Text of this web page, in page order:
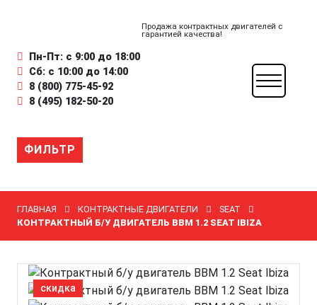
Продажа контрактных двигателей с
гарантией качества!
Пн-Пт: с 9:00 до 18:00
Сб: с 10:00 до 14:00
8 (800) 775-45-92
8 (495) 182-50-20
ФИЛЬТР
ГЛАВНАЯ КОНТРАКТНЫЕ ДВИГАТЕЛИ
SEAT
КОНТРАКТНЫЙ Б/У ДВИГАТЕЛЬ BBM 1.2 SEAT IBIZA
скидка